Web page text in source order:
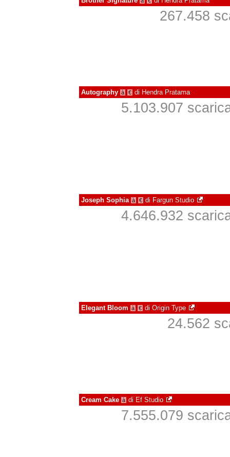
267.458
Autography à € di Hendra Pratama
5.103.907
Joseph Sophia à € di Fargun Studio
4.646.932
Elegant Bloom à € di Origin Type
24.562
Cream Cake à di Ef Studio
7.555.079